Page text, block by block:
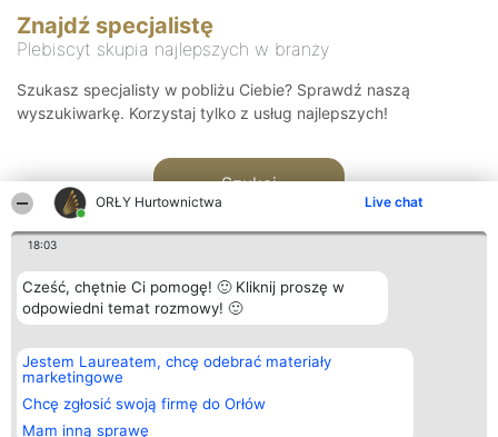
ORŁY Hurtownictwa Live chat
18:03
Cześć, chętnie Ci pomogę! 🙂 Kliknij proszę w
odpowiedni temat rozmowy! 🙂
Jestem Laureatem, chcę odebrać materiały
marketingowe
Chcę zgłosić swoją firmę do Orłów
Mam inną sprawę
Znajdź specjalistę
Plebiscyt skupia najlepszych w branży
Szukasz specjalisty w pobliżu Ciebie? Sprawdź naszą
wyszukiwarkę. Korzystaj tylko z usług najlepszych!
Szukaj
Organizator plebiscytu
Bright Side Solutions sp. z o.
o. sp. k.
ul. Ruska 22
Wrocław 50-079
KRS 0000749100 | Regon
Plebiscyt
Laureaci
wszystkich
Laureatów
Kontakt
Kontakt